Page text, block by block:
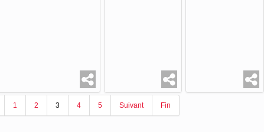
1 2 3 4 5 Suivant Fin